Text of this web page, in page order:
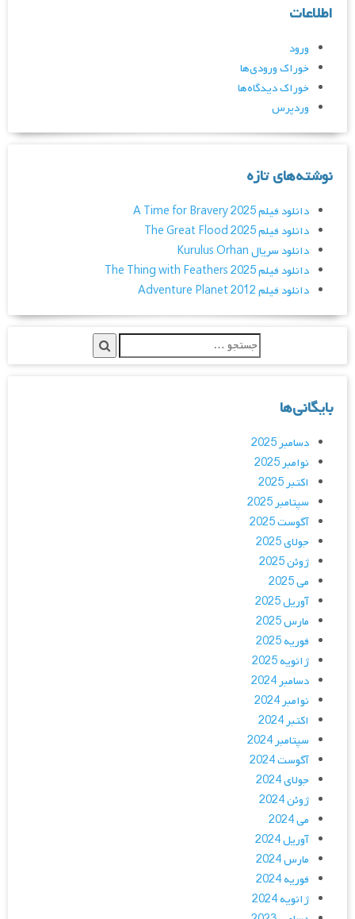
اطلاعات
ورود
خوراک ورودی‌ها
خوراک دیدگاه‌ها
وردپرس
نوشته‌های تازه
دانلود فیلم A Time for Bravery 2025
دانلود فیلم The Great Flood 2025
دانلود سریال Kurulus Orhan
دانلود فیلم The Thing with Feathers 2025
دانلود فیلم Adventure Planet 2012
بایگانی‌ها
دسامبر 2025
نوامبر 2025
اکتبر 2025
سپتامبر 2025
آگوست 2025
جولای 2025
ژوئن 2025
می 2025
آوریل 2025
مارس 2025
فوریه 2025
ژانویه 2025
دسامبر 2024
نوامبر 2024
اکتبر 2024
سپتامبر 2024
آگوست 2024
جولای 2024
ژوئن 2024
می 2024
آوریل 2024
مارس 2024
فوریه 2024
ژانویه 2024